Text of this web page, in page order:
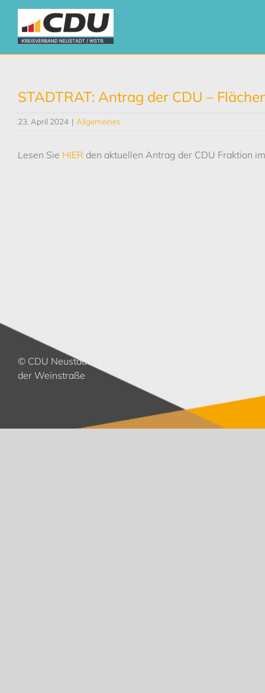
Zum
springen
STADTRAT: Antrag der CDU –
23. April 2024 | Allgemeines
Lesen Sie HIER den aktuellen Antrag der CDU Fraktion
© CDU Neustadt an
der Weinstraße